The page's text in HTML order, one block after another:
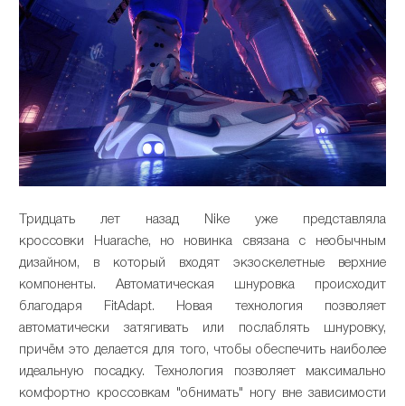
Тридцать лет назад Nike уже представляла
кроссовки Huarache, но новинка связана с необычным
дизайном, в который входят экзоскелетные верхние
компоненты. Автоматическая шнуровка происходит
благодаря FitAdapt. Новая технология позволяет
автоматически затягивать или послаблять шнуровку,
причём это делается для того, чтобы обеспечить наиболее
идеальную посадку. Технология позволяет максимально
комфортно кроссовкам "обнимать" ногу вне зависимости